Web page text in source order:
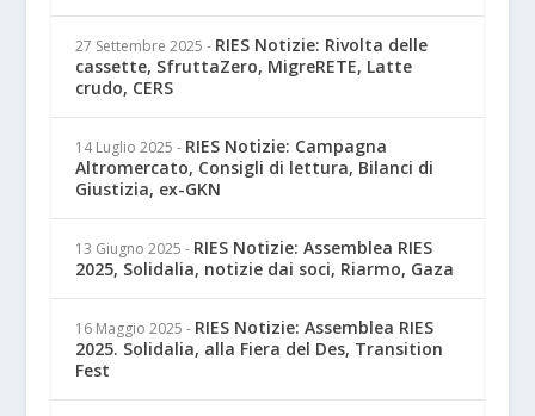
27 Settembre 2025 - RIES Notizie: Rivolta delle
cassette, SfruttaZero, MigreRETE, Latte
crudo, CERS
14 Luglio 2025 - RIES Notizie: Campagna
Altromercato, Consigli di lettura, Bilanci di
Giustizia, ex-GKN
13 Giugno 2025 - RIES Notizie: Assemblea RIES
2025, Solidalia, notizie dai soci, Riarmo, Gaza
16 Maggio 2025 - RIES Notizie: Assemblea RIES
2025. Solidalia, alla Fiera del Des, Transition
Fest